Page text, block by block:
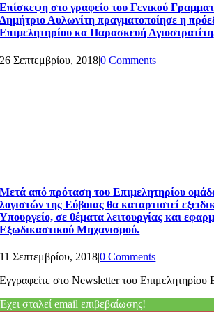
Επίσκεψη στο γραφείο του Γενικού
Δημήτριο Αυλωνίτη πραγματοποίησε η
Επιμελητηρίου κα Παρασκευή
26 Σεπτεμβρίου, 2018|0 Comments
Μετά από πρόταση του Επιμελητηρίου
λογιστών της Εύβοιας θα καταρτιστεί
Υπουργείο, σε θέματα λειτουργίας και
Εξωδικαστικού Μηχανισμού.
11 Σεπτεμβρίου, 2018|0 Comments
Εγγραφείτε στο Newsletter του Επιμελητηρίου
Έχει σταλεί email επιβεβαίωσης!